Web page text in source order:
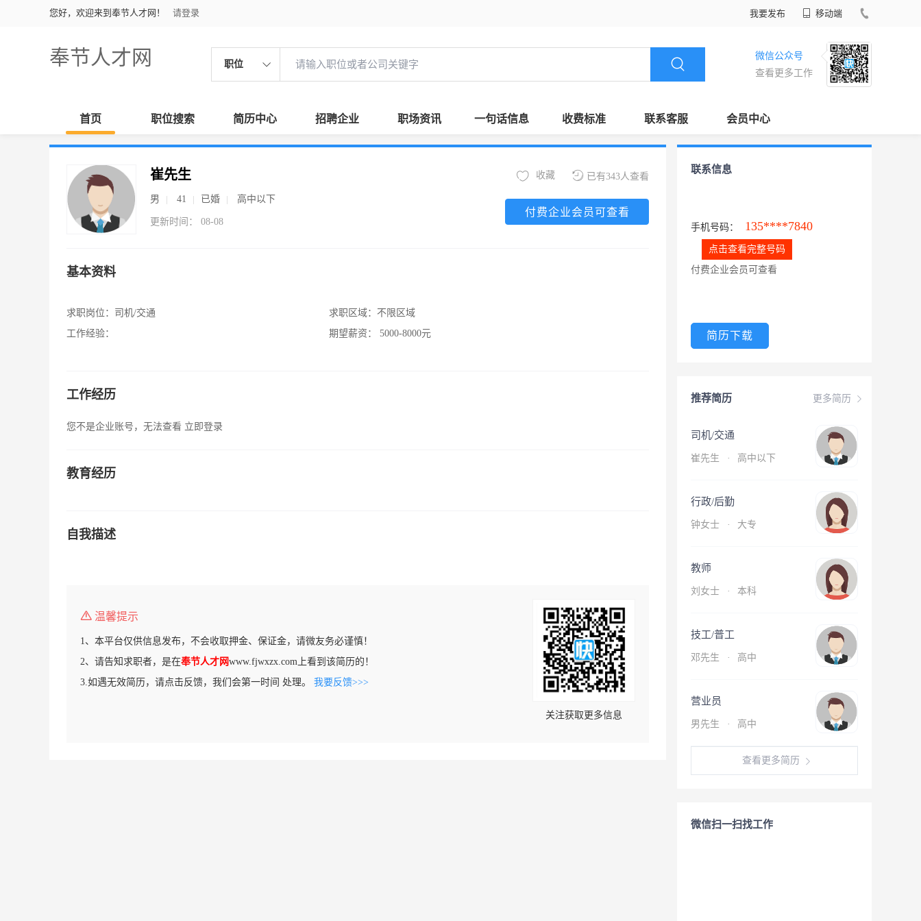
您好，欢迎来到奉节人才网！ 请登录 我要发布 移动端
奉节人才网 职位
微信公众号
查看更多工作
首页 职位搜索 简历中心 招聘企业 职场资讯 一句话信息 收费标准 联系客服 会员中心
崔先生
男 41 已婚 高中以下
更新时间： 08-08
已有343人查看
收藏
付费企业会员可查看
基本资料
求职岗位： 司机/交通
工作经验：
求职区域： 不限区域
期望薪资：
5000-8000元
工作经历
您不是企业账号，无法查看 立即登录
教育经历
自我描述
温馨提示
1、本平台仅供信息发布，不会收取押金、保证金，请微友务必谨慎！
2、请告知求职者，是在奉节人才网www.fjwxzx.com上看到该简历的！
3.如遇无效简历，请点击反馈，我们会第一时间 处理。 我要反馈>>>
关注获取更多信息
联系信息
手机号码： 135****7840
点击查看完整号码
付费企业会员可查看
简历下载
更多简历
推荐简历
司机/交通
崔先生 · 高中以下
行政/后勤
钟女士 · 大专
教师
刘女士 · 本科
技工/普工
邓先生 · 高中
营业员
男先生 · 高中
查看更多简历
微信扫一扫找工作